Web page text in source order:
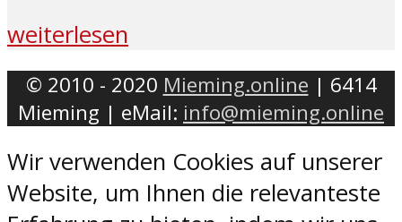
weiterlesen
© 2010 - 2020 Mieming.online | 6414
Mieming | eMail: info@mieming.online
Wir verwenden Cookies auf unserer
Website, um Ihnen die relevanteste